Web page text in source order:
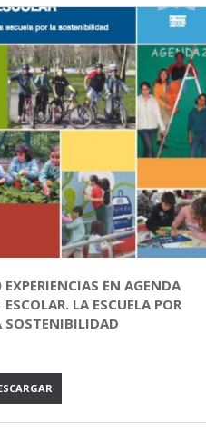
EXPERIENCIAS EN AGENDA
ESCOLAR. LA ESCUELA POR
SOSTENIBILIDAD